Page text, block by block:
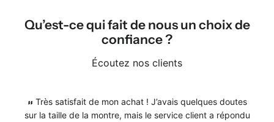
Qu’est-ce qui fait de nous un choix de
confiance ?
Écoutez nos clients
Très satisfait de mon achat ! J’avais quelques doutes
sur la taille de la montre, mais le service client a répondu